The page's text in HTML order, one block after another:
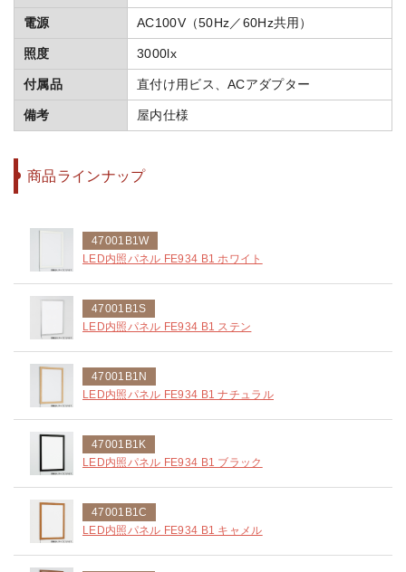
電源 AC100V（50Hz／60Hz共用）
照度 3000lx
付属品 直付け用ビス、ACアダプター
備考 屋内仕様
商品ラインナップ
47001B1W
LED内照パネル FE934 B1 ホワイト
47001B1S
LED内照パネル FE934 B1 ステン
47001B1N
LED内照パネル FE934 B1 ナチュラル
47001B1K
LED内照パネル FE934 B1 ブラック
47001B1C
LED内照パネル FE934 B1 キャメル